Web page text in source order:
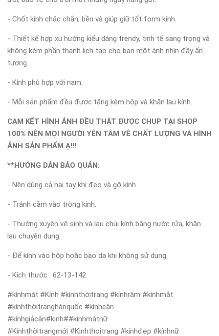
- Chốt kính chắc chắn, bền và giúp giữ tốt form kính.
- Thiết kế hợp xu hướng kiểu dáng trendy, tinh tế sang trọng và
không kém phần thanh lịch tạo cho bạn một ánh nhìn đầy ấn
tượng.
- Kính phù hợp với nam.
- Mỗi sản phẩm đều được tặng kèm hộp và khăn lau kính.
CAM KẾT HÌNH ẢNH ĐỀU THẬT ĐƯỢC CHỤP TẠI SHOP
100% NÊN MỌI NGƯỜI YÊN TÂM VÊ CHẤT LƯỢNG VÀ HÌNH
ẢNH SẢN PHẨM Ạ!!!
**HƯỚNG DẪN BẢO QUẢN:
- Nên dùng cả hai tay khi đeo và gỡ kính.
- Tránh cầm vào tròng kính.
- Thường xuyên vệ sinh và lau chùi kính bằng nước rửa, khăn
lau chuyên dụng
- Để kính vào hộp hoặc bao da khi không sử dụng.
- Kích thước: 62-13-142
#kínhmát #Kính #kínhthờitrang #kínhrâm #kínhmắt
#kínhthờitranghànquốc #kínhcận
#kínhgiảcận#kinh##kínhmátnữ
#Kínhthờitrangmới #Kinhthoitrang #kínhđẹp #kínhnữ